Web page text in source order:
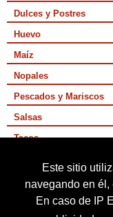
Este sitio
navegando en él,
En caso de IP
Dulces y Postres
Huevo
Maíz
Nopales
Pescados y Mariscos
Salsas
Tacos
Vegetarianas